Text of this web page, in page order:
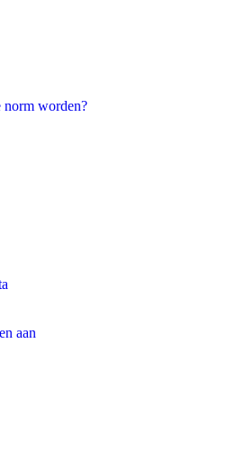
norm worden?
aan